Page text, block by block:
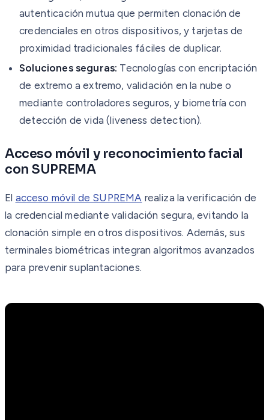
autenticación mutua que permiten clonación de
credenciales en otros dispositivos, y tarjetas de
proximidad tradicionales fáciles de duplicar.
Soluciones seguras: Tecnologías con encriptación
de extremo a extremo, validación en la nube o
mediante controladores seguros, y biometría con
detección de vida (liveness detection).
Acceso móvil y reconocimiento facial
con SUPREMA
El acceso móvil de SUPREMA realiza la verificación de
la credencial mediante validación segura, evitando la
clonación simple en otros dispositivos. Además, sus
terminales biométricas integran algoritmos avanzados
para prevenir suplantaciones.